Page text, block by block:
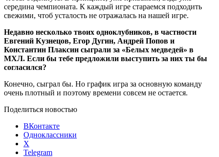
середина чемпионата. К каждый игре стараемся подходить
свежими, чтоб усталость не отражалась на нашей игре.
Недавно несколько твоих одноклубников, в частности
Евгений Кузнецов, Егор Дугин, Андрей Попов и
Константин Плаксин сыграли за «Белых медведей» в
МХЛ. Если бы тебе предложили выступить за них ты бы
согласился?
Конечно, сыграл бы. Но график игра за основную команду
очень плотный и поэтому времени совсем не остается.
Поделиться новостью
ВКонтакте
Одноклассники
X
Telegram